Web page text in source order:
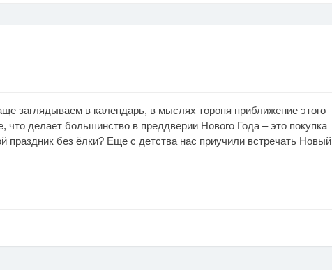
заглядываем в календарь, в мыслях торопя приближение этого
делает большинство в преддверии Нового Года – это покупка
праздник без ёлки? Еще с детства нас приучили встречать Новый